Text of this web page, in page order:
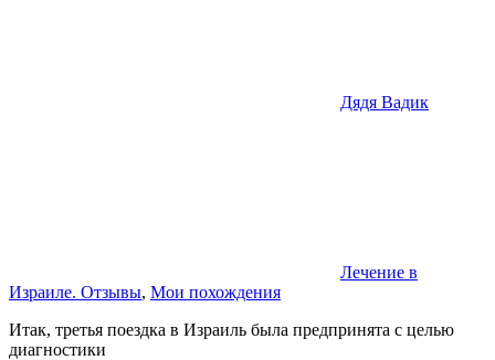
Дядя Вадик
Лечение в
Израиле. Отзывы, Мои похождения
Итак, третья поездка в Израиль была предпринята с целью
диагностики